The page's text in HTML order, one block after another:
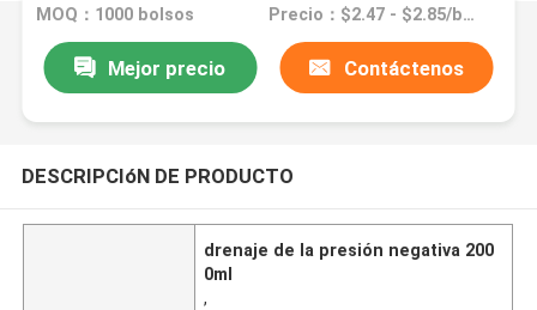
MOQ：1000 bolsos Precio：$2.47 - $2.85/bags
Mejor precio Contáctenos
DESCRIPCIóN DE PRODUCTO
drenaje de la presión negativa 200
0ml
,